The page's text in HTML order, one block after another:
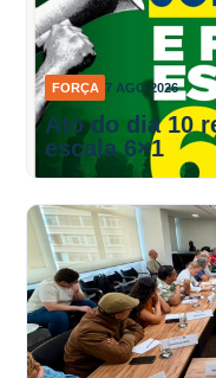
FORÇA 7 AGO 2026
Ato do dia 10
escala 6×1